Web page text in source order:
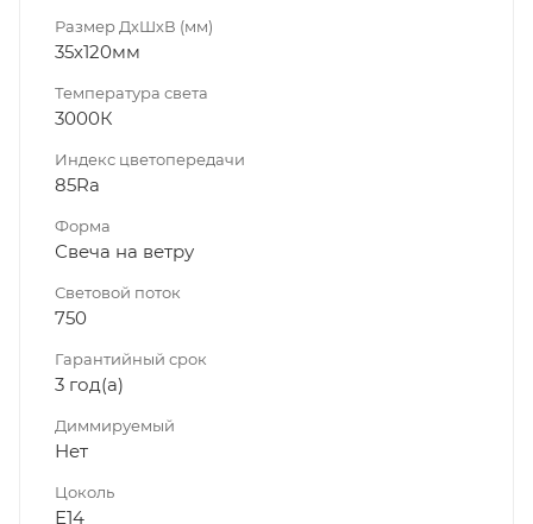
Размер ДхШхВ (мм)
35х120мм
Температура света
3000К
Индекс цветопередачи
85Ra
Форма
Свеча на ветру
Световой поток
750
Гарантийный срок
3 год(а)
Диммируeмый
Нет
Цоколь
Е14